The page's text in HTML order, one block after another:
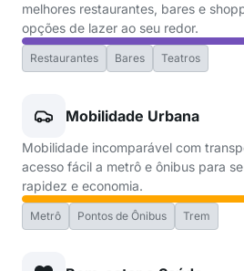
melhores restaurantes, bares e
opções de lazer ao seu redor.
Restaurantes Bares Teatros
Mobilidade Urbana
Mobilidade incomparável com
acesso fácil a metrô e ônibus para
rapidez e economia.
Metrô Pontos de Ônibus Trem